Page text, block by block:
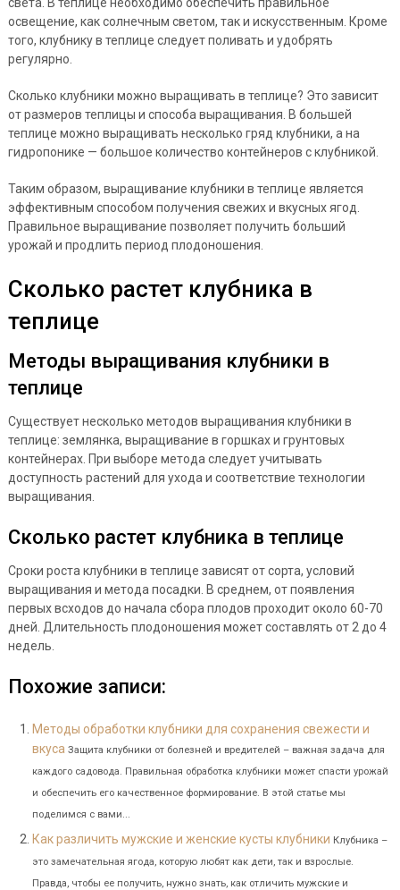
освещение, как солнечным светом, так и искусственным. Кроме
того, клубнику в теплице следует поливать и удобрять
регулярно.
Сколько клубники можно выращивать в теплице? Это зависит
от размеров теплицы и способа выращивания. В большей
теплице можно выращивать несколько гряд клубники, а на
гидропонике — большое количество контейнеров с клубникой.
Таким образом, выращивание клубники в теплице является
эффективным способом получения свежих и вкусных ягод.
Правильное выращивание позволяет получить больший
урожай и продлить период плодоношения.
Сколько растет клубника в
теплице
Методы выращивания клубники в
теплице
Существует несколько методов выращивания клубники в
теплице: землянка, выращивание в горшках и грунтовых
контейнерах. При выборе метода следует учитывать
доступность растений для ухода и соответствие технологии
выращивания.
Сколько растет клубника в теплице
Сроки роста клубники в теплице зависят от сорта, условий
выращивания и метода посадки. В среднем, от появления
первых всходов до начала сбора плодов проходит около 60-70
дней. Длительность плодоношения может составлять от 2 до 4
недель.
Похожие записи:
Методы обработки клубники для сохранения свежести и
вкуса Защита клубники от болезней и вредителей – важная задача для
каждого садовода. Правильная обработка клубники может спасти урожай
и обеспечить его качественное формирование. В этой статье мы
поделимся с вами...
Как различить мужские и женские кусты клубники Клубника –
это замечательная ягода, которую любят как дети, так и взрослые.
Правда, чтобы ее получить, нужно знать, как отличить мужские и